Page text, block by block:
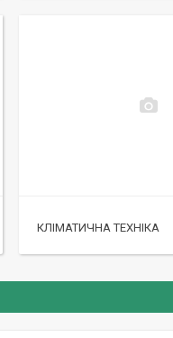
КЛІМАТИЧНА ТЕХНІКА